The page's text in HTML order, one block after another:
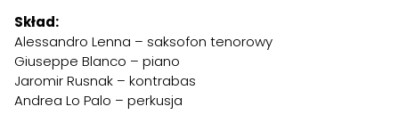
Skład:
Alessandro Lenna – saksofon tenorowy
Giuseppe Blanco – piano
Jaromir Rusnak – kontrabas
Andrea Lo Palo – perkusja